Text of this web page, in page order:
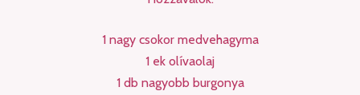
1 nagy csokor medvehagyma
1 ek olívaolaj
1 db nagyobb burgonya